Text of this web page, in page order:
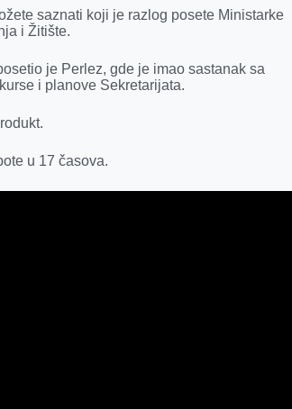
saznati koji je razlog posete Ministarke
i Žitište.
je Perlez, gde je imao sastanak sa
i planove Sekretarijata.
u 17 časova.